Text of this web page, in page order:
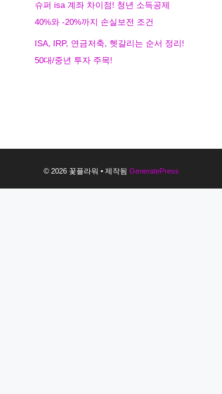
슈퍼 isa 계좌 차이점! 청년 소득공제
40%와 -20%까지 손실보전 조건
ISA, IRP, 연금저축, 헷갈리는 순서 정리!
50대/중년 투자 주목!
© 2026 꽃플라워 • 제작됨 GeneratePress